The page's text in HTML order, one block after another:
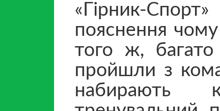
«Гірник-
пояснення
того ж, багато
пройшли з
набирають